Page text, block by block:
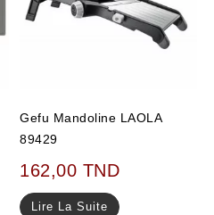
Gefu Mandoline LAOLA
89429
162,00 TND
Lire La Suite